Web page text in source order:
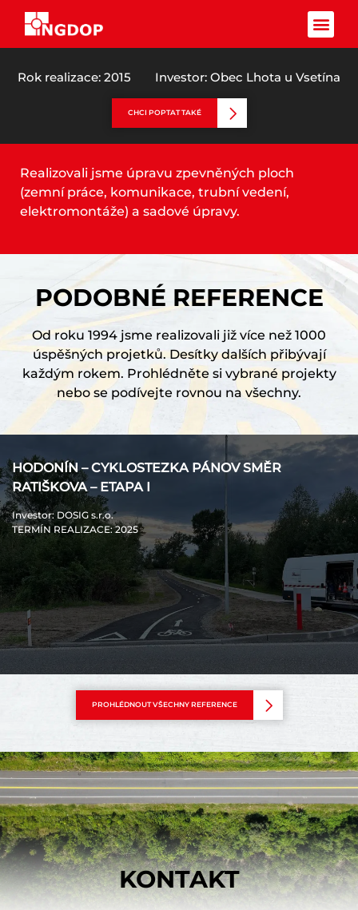
Rok realizace: 2015 Investor: Obec Lhota u Vsetína
REVITALIZACE VEŘEJNÉHO
PROSTRANSTVÍ U OÚ
CHCI POPTAT TAKÉ
Realizovali jsme úpravu zpevněných ploch
(zemní práce, komunikace, trubní vedení,
elektromontáže) a sadové úpravy.
PODOBNÉ REFERENCE
Od roku 1994 jsme realizovali již více než 1000
úspěšných projetků. Desítky dalších přibývají
každým rokem. Prohlédněte si vybrané projekty
nebo se podívejte rovnou na všechny.
HODONÍN – CYKLOSTEZKA PÁNOV SMĚR
RATIŠKOVA – ETAPA I
Investor: DOSIG s.r.o.
TERMÍN REALIZACE: 2025
PROHLÉDNOUT VŠECHNY REFERENCE
KONTAKT